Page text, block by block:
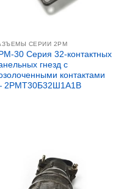
СЕРИИ 2PM
30 Серия 32-контактных
гнезд с
контактами
2РМТ30Б32Ш1А1В